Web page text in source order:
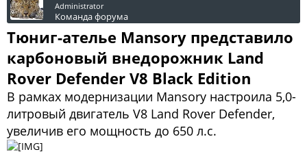
Administrator
Команда форума
Тюниг-ателье Mansory представило
карбоновый внедорожник Land
Rover Defender V8 Black Edition
В рамках модернизации Mansory настроила 5,0-
литровый двигатель V8 Land Rover Defender,
увеличив его мощность до 650 л.с.